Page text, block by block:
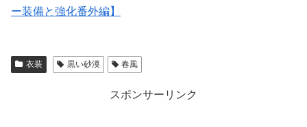
ー装備と強化番外編】
衣装 黒い砂漠 春風
スポンサーリンク